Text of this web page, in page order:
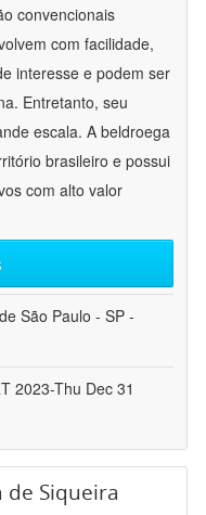
convencionais
com facilidade,
interesse e podem ser
Entretanto, seu
escala. A beldroega
brasileiro e possui
com alto valor
São Paulo - SP -
2023-Thu Dec 31
de Siqueira